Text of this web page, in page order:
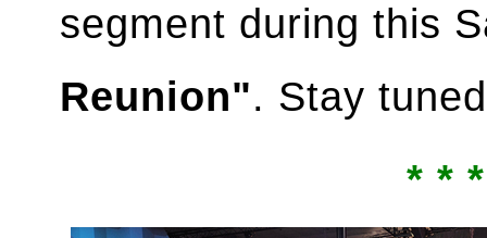
segment during this
Reunion". Stay
* *